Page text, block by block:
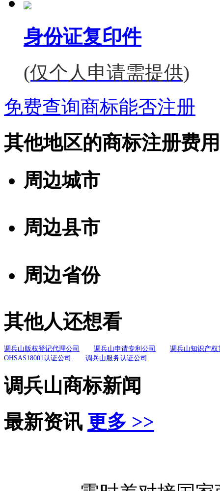
身份证复印件
(仅个人申请需提供)
免费查询商标能否注册
其他地区的商标注册费用
周边城市
周边县市
周边省份
其他人还想看
调兵山版权登记代理公司 调兵山申请专利公司
调兵山知识产
OHSAS18001认证公司
调兵山服务认证公司
调兵山商标新闻
最新资讯 更多 >>